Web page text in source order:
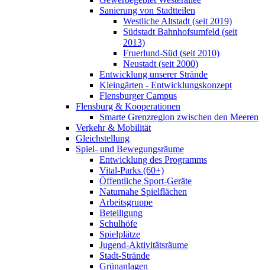
Sanierung von Stadtteilen
Westliche Altstadt (seit 2019)
Südstadt Bahnhofsumfeld (seit
2013)
Fruerlund-Süd (seit 2010)
Neustadt (seit 2000)
Entwicklung unserer Strände
Kleingärten - Entwicklungskonzept
Flensburger Campus
Flensburg & Kooperationen
Smarte Grenzregion zwischen den Meeren
Verkehr & Mobilität
Gleichstellung
Spiel- und Bewegungsräume
Entwicklung des Programms
Vital-Parks (60+)
Öffentliche Sport-Geräte
Naturnahe Spielflächen
Arbeitsgruppe
Beteiligung
Schulhöfe
Spielplätze
Jugend-Aktivitätsräume
Stadt-Strände
Grünanlagen